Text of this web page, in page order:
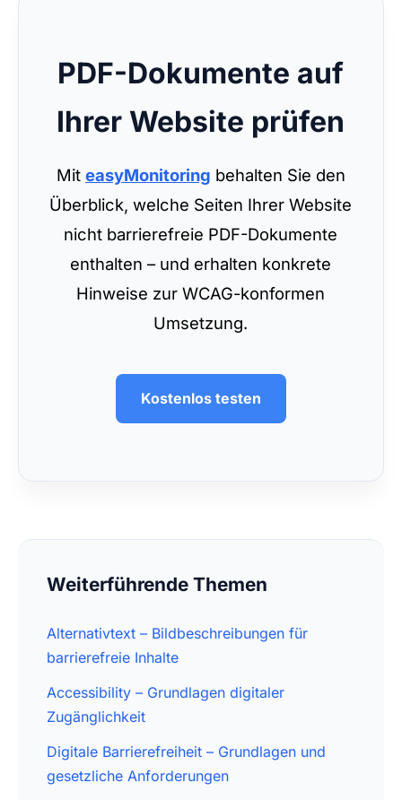
PDF-Dokumente auf
Ihrer Website prüfen
Mit easyMonitoring behalten Sie den
Überblick, welche Seiten Ihrer Website
nicht barrierefreie PDF-Dokumente
enthalten – und erhalten konkrete
Hinweise zur WCAG-konformen
Umsetzung.
Kostenlos testen
Weiterführende Themen
Alternativtext – Bildbeschreibungen für
barrierefreie Inhalte
Accessibility – Grundlagen digitaler
Zugänglichkeit
Digitale Barrierefreiheit – Grundlagen und
gesetzliche Anforderungen